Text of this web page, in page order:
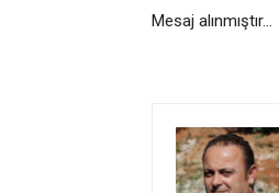
Mesaj alınmıştır...